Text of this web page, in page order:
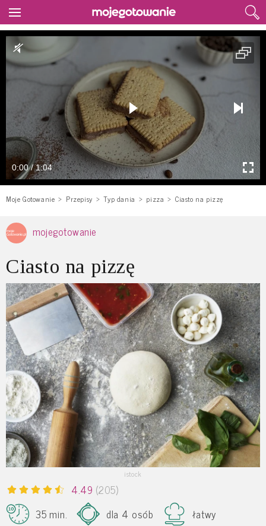
0:00 / 1:04
Moje Gotowanie Przepisy Typ dania pizza Ciasto na pizzę
mojegotowanie
Ciasto na pizzę
istock
4.49 (205)
35 min.
dla 4 osób łatwy